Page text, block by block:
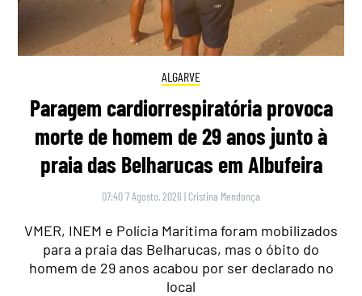
ALGARVE
Paragem cardiorrespiratória provoca
morte de homem de 29 anos junto à
praia das Belharucas em Albufeira
07:40 7 Agosto, 2026 | Cristina Mendonça
VMER, INEM e Polícia Marítima foram mobilizados
para a praia das Belharucas, mas o óbito do
homem de 29 anos acabou por ser declarado no
local